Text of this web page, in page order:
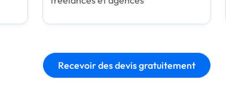
Recevoir des devis gratuitement